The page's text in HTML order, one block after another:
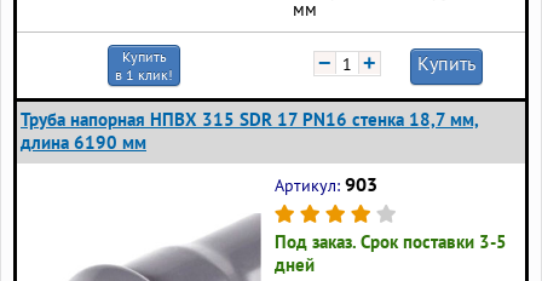
мм
Купить
в 1 клик!
− + Купить
Труба напорная НПВХ 315 SDR 17 PN16 стенка 18,7 мм,
длина 6190 мм
Артикул: 903
Под заказ. Срок поставки 3-5
дней